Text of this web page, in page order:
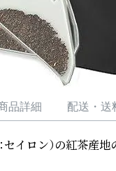
品詳細 配送・送
セイロン）の紅茶産